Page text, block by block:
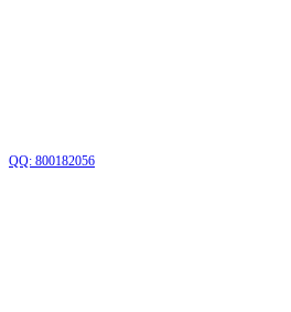
QQ: 800182056